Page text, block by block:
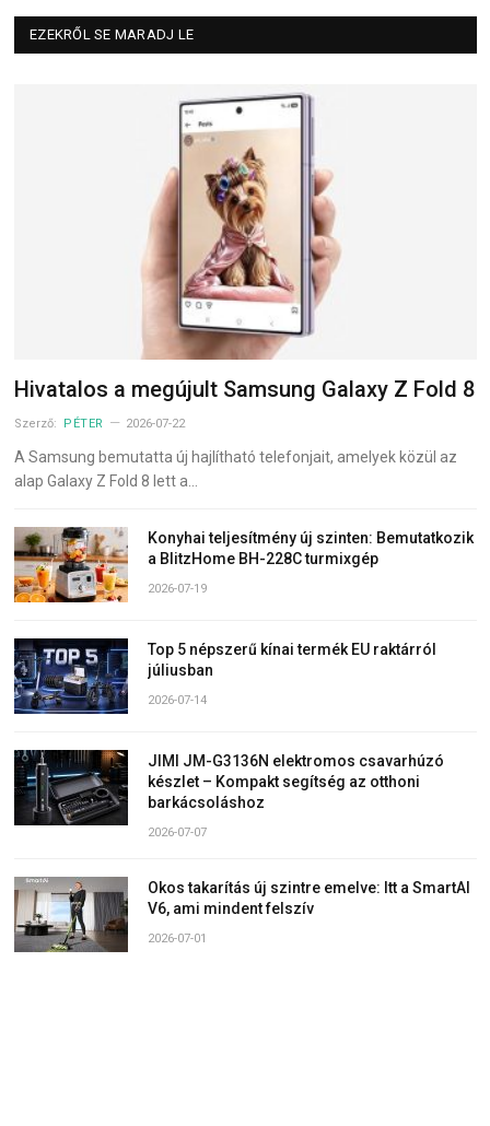
EZEKRŐL SE MARADJ LE
Hivatalos a megújult Samsung Galaxy Z Fold 8
Szerző: PÉTER 2026-07-22
A Samsung bemutatta új hajlítható telefonjait, amelyek közül az
alap Galaxy Z Fold 8 lett a…
Konyhai teljesítmény új szinten: Bemutatkozik
a BlitzHome BH-228C turmixgép
2026-07-19
Top 5 népszerű kínai termék EU raktárról
júliusban
2026-07-14
JIMI JM-G3136N elektromos csavarhúzó
készlet – Kompakt segítség az otthoni
barkácsoláshoz
2026-07-07
Okos takarítás új szintre emelve: Itt a SmartAI
V6, ami mindent felszív
2026-07-01